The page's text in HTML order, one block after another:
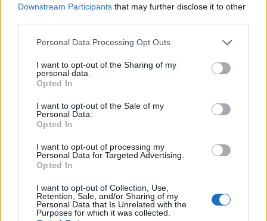
Downstream Participants that may further disclose it to other
Please note that this website/app uses one or more Google
not limited to your visit or usage behaviour. You may click to
grant or deny consent to Google and its third-party tags to
use your data for below specified purposes in below Google
consent section.
Personal Data Processing Opt Outs
I want to opt-out of the Sharing of my
personal data.
Opted In
I want to opt-out of the Sale of my
Personal Data.
Opted In
I want to opt-out of processing my
Personal Data for Targeted Advertising.
Opted In
I want to opt-out of Collection, Use,
Retention, Sale, and/or Sharing of my
Personal Data that Is Unrelated with the
Purposes for which it was collected.
Master + 43% 3.310 JOD
L’aumento e la diminuzione percentuali sono relativi al
Vale la pena un Master o un MBA? Dovresti
Un corso di laurea magistrale o qualsiasi
8.060dinari giordani a24.200dinari giordani e
dura circa due anni. Questo è un bel investimento.
Non puoi davvero aspettarti alcun aumento di
stipendio durante il periodo di studio, ammesso che